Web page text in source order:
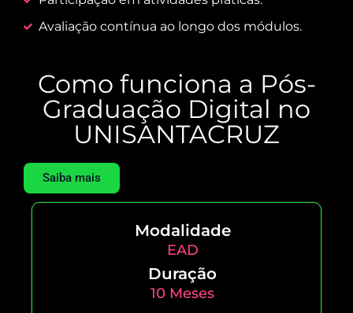
Avaliação contínua ao longo dos módulos.
Como funciona a Pós-
Graduação Digital no
UNISANTACRUZ
Saiba mais
Modalidade
EAD
Duração
10 Meses